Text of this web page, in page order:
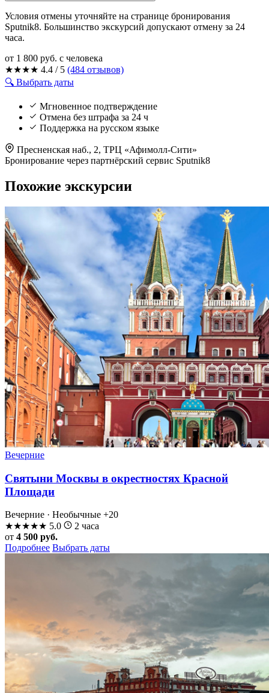
Условия отмены уточняйте на странице бронирования
Sputnik8. Большинство экскурсий допускают отмену за 24
часа.
от 1 800 руб. с человека
★★★★ 4.4 / 5 (484 отзывов)
🔍 Выбрать даты
Мгновенное подтверждение
Отмена без штрафа за 24 ч
Поддержка на русском языке
Пресненская наб., 2, ТРЦ «Афимолл-Сити»
Бронирование через партнёрский сервис Sputnik8
Похожие экскурсии
Вечерние
Святыни Москвы в окрестностях Красной
Площади
Вечерние · Необычные +20
★★★★★ 5.0
2 часа
от 4 500 руб.
Подробнее Выбрать даты